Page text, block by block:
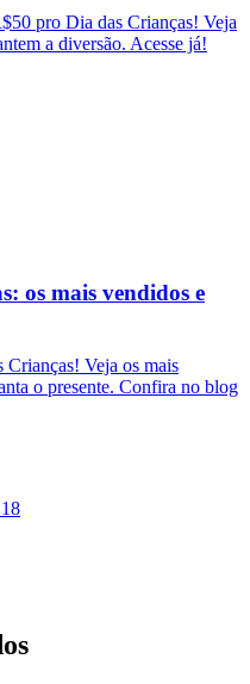
pro Dia das Crianças! Veja
a diversão. Acesse já!
os mais vendidos e
Crianças! Veja os mais
o presente. Confira no blog